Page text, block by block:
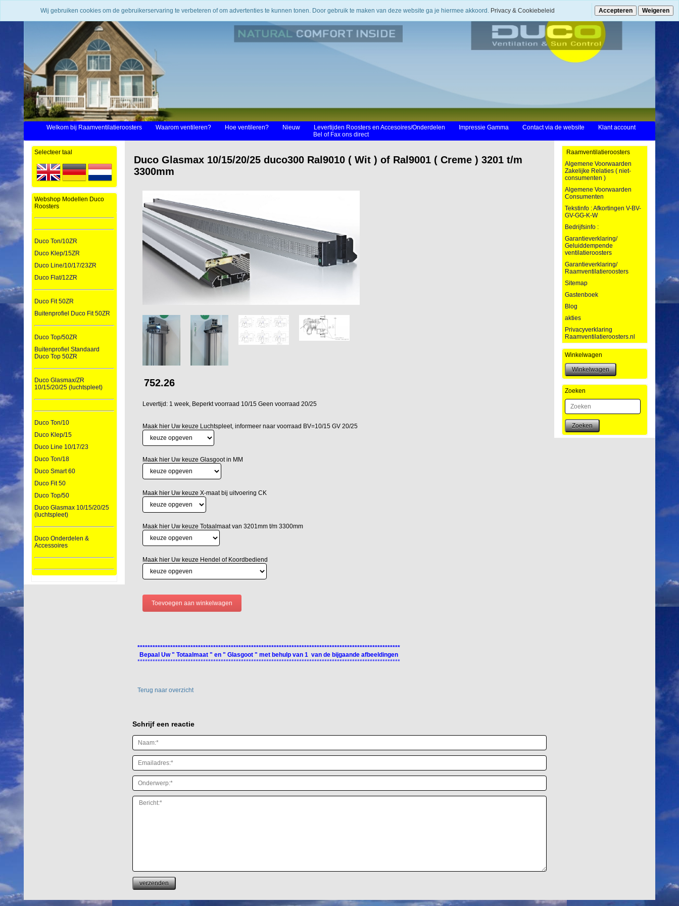
Welkom bij Raamventilatieroosters Waarom ventileren? Hoe ventileren? Nieuw Levertijden Roosters en Accesoires/Onderdelen Impressie Gamma Contact via de website
Klant account
Bel of Fax ons direct
Selecteer taal
Webshop Modellen Duco
Roosters
Duco Ton/10ZR
Duco Klep/15ZR
Duco Line/10/17/23ZR
Duco Flat/12ZR
Duco Fit 50ZR
Buitenprofiel Duco Fit 50ZR
Duco Top/50ZR
Buitenprofiel Standaard
Duco Top 50ZR
Duco Glasmax/ZR
10/15/20/25 (luchtspleet)
Duco Ton/10
Duco Klep/15
Duco Line 10/17/23
Duco Ton/18
Duco Smart 60
Duco Fit 50
Duco Top/50
Duco Glasmax 10/15/20/25
(luchtspleet)
Duco Onderdelen &
Accessoires
Duco Glasmax 10/15/20/25 duco300 Ral9010 ( Wit ) of Ral9001 ( Creme ) 3201 t/m
3300mm
752.26
Levertijd: 1 week, Beperkt voorraad 10/15 Geen voorraad 20/25
Maak hier Uw keuze Luchtspleet, informeer naar voorraad BV=10/15 GV 20/25
Maak hier Uw keuze Glasgoot in MM
Maak hier Uw keuze X-maat bij uitvoering CK
Maak hier Uw keuze Totaalmaat van 3201mm t/m 3300mm
Maak hier Uw keuze Hendel of Koordbediend
********************************************************************************************************
Bepaal Uw " Totaalmaat " en " Glasgoot " met behulp van 1 van de bijgaande afbeeldingen
********************************************************************************************************
Terug naar overzicht
Schrijf een reactie
Raamventilatieroosters
Algemene Voorwaarden
Zakelijke Relaties ( niet-
consumenten )
Algemene Voorwaarden
Consumenten
Tekstinfo : Afkortingen V-BV-
GV-GG-K-W
Bedrijfsinfo :
Garantieverklaring/
Geluiddempende
ventilatieroosters
Garantieverklaring/
Raamventilatieroosters
Sitemap
Gastenboek
Blog
akties
Privacyverklaring
Raamventilatieroosters.nl
Winkelwagen
Zoeken
Zoeken
Wij gebruiken cookies om de gebruikerservaring te verbeteren of om advertenties te kunnen tonen. Door gebruik te maken van deze website ga je hiermee akkoord. Privacy & Cookiebeleid Accepteren Weigeren